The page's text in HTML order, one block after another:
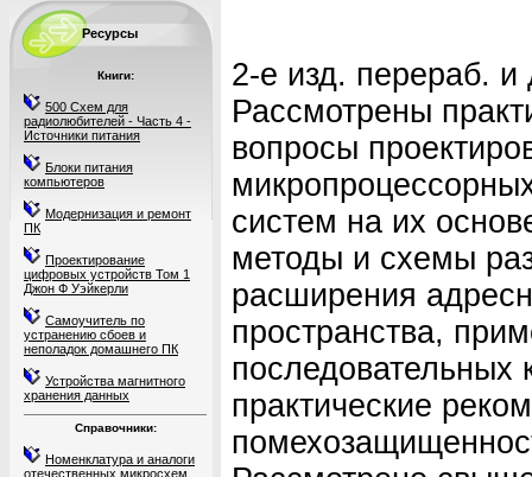
Ресурсы
Книги:
500 Схем для
радиолюбителей - Часть 4 -
Источники питания
Блоки питания
компьютеров
Модернизация и ремонт
ПК
Проектирование
цифровых устройств Том 1
Джон Ф Уэйкерли
Самоучитель по
устранению сбоев и
неполадок домашнего ПК
Устройства магнитного
хранения данных
Справочники:
Номенклатура и аналоги
отечественных микросхем
2-е изд. перераб. и
Рассмотрены
вопросы
систем на их
методы и схемы
расширения
пространства,
последовательных
практические